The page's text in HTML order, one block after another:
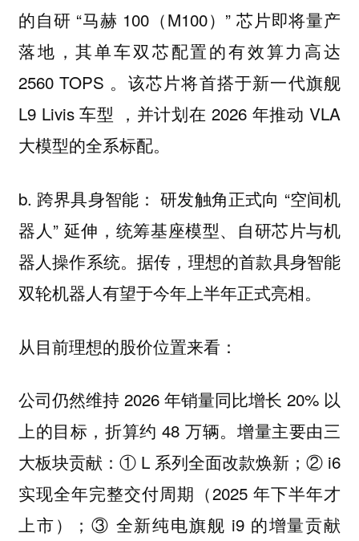
的自研 “马赫 100（M100）” 芯片即将量产
落地，其单车双芯配置的有效算力高达
2560 TOPS 。该芯片将首搭于新一代旗舰
L9 Livis 车型 ，并计划在 2026 年推动 VLA
大模型的全系标配。
b. 跨界具身智能： 研发触角正式向 “空间机
器人” 延伸，统筹基座模型、自研芯片与机
器人操作系统。据传，理想的首款具身智能
双轮机器人有望于今年上半年正式亮相。
从目前理想的股价位置来看：
公司仍然维持 2026 年销量同比增长 20% 以
上的目标，折算约 48 万辆。增量主要由三
大板块贡献：① L 系列全面改款焕新；② i6
实现全年完整交付周期（2025 年下半年才
上市）；③ 全新纯电旗舰 i9 的增量贡献